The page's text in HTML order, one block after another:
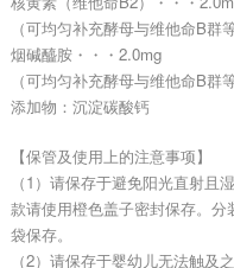
（可均匀补充酵母与维他命B群
烟碱醯胺・・・2.0mg
（可均匀补充酵母与维他命B群
添加物：沉淀碳酸钙
【保管及使用上的注意事项】
（1）请保存于避免阳光直射且
款请使用橙色盖子密封保存。
袋保存。
（2）请保存于婴幼儿无法触及之